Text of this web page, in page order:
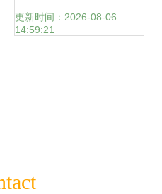
更新时间：2026-08-06
14:59:21